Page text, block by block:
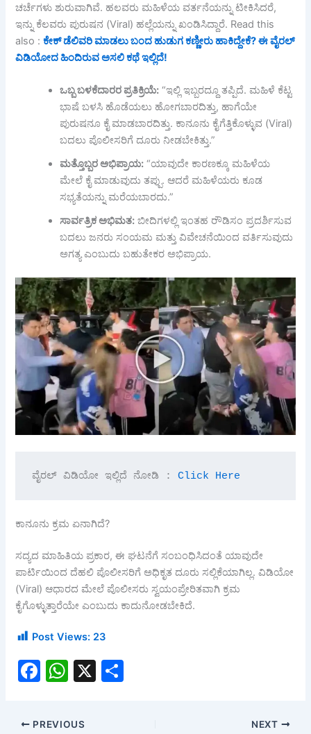
ಚರ್ಚೆಗಳು ಶುರುವಾಗಿವೆ. ಹಲವರು ಮಹಿಳೆಯ ವರ್ತನೆಯನ್ನು ಟೀಕಿಸಿದರೆ,
ಇನ್ನು ಕೆಲವರು ಪುರುಷನ (Viral) ಹಲ್ಲೆಯನ್ನು ಖಂಡಿಸಿದ್ದಾರೆ. Read this
also :ಕೇಕ್ ಡೆಲಿವರಿ ಮಾಡಲು ಬಂದ ಹುಡುಗ ಕಣ್ಣೀರು ಹಾಕಿದ್ದೇಕೆ? ಈ ವೈರಲ್
ವಿಡಿಯೋದ ಹಿಂದಿರುವ ಅಸಲಿ ಕಥೆ ಇಲ್ಲಿದೆ!
ಒಬ್ಬಬಳಕೆದಾರರ ಪ್ರತಿಕ್ರಿಯೆ: “ಇಲ್ಲಿ ಇಬ್ಬರದ್ದೂ ತಪ್ಪಿದೆ. ಮಹಿಳೆ ಕೆಟ್ಟ
ಭಾಷೆ ಬಳಸಿ ಹೊಡೆಯಲು ಹೋಗಬಾರದಿತ್ತು, ಹಾಗೆಯೇ
ಪುರುಷನೂ ಕೈ ಮಾಡಬಾರದಿತ್ತು. ಕಾನೂನು ಕೈಗೆತ್ತಿಕೊಳ್ಳುವ (Viral)
ಬದಲು ಪೊಲೀಸರಿಗೆ ದೂರು ನೀಡಬೇಕಿತ್ತು.”
ಮತ್ತೊಬ್ಬರಅಭಿಪ್ರಾಯ: “ಯಾವುದೇ ಕಾರಣಕ್ಕೂ ಮಹಿಳೆಯ
ಮೇಲೆ ಕೈ ಮಾಡುವುದು ತಪ್ಪು. ಆದರೆ ಮಹಿಳೆಯರು ಕೂಡ
ಸಭ್ಯತೆಯನ್ನು ಮರೆಯಬಾರದು.”
ಸಾರ್ವತ್ರಿಕಅಭಿಮತ: ಬೀದಿಗಳಲ್ಲಿ ಇಂತಹ ರೌಡಿಸಂ ಪ್ರದರ್ಶಿಸುವ
ಬದಲು ಜನರು ಸಂಯಮ ಮತ್ತು ವಿವೇಚನೆಯಿಂದ ವರ್ತಿಸುವುದು
ಅಗತ್ಯ ಎಂಬುದು ಬಹುತೇಕರ ಅಭಿಪ್ರಾಯ.
ವೈರಲ್ ವಿಡಿಯೋ ಇಲ್ಲಿದೆ ನೋಡಿ : Click Here
ಕಾನೂನು ಕ್ರಮ ಏನಾಗಿದೆ?
ಸದ್ಯದ ಮಾಹಿತಿಯ ಪ್ರಕಾರ, ಈ ಘಟನೆಗೆ ಸಂಬಂಧಿಸಿದಂತೆ ಯಾವುದೇ
ಪಾರ್ಟಿಯಿಂದ ದೆಹಲಿ ಪೊಲೀಸರಿಗೆ ಅಧಿಕೃತ ದೂರು ಸಲ್ಲಿಕೆಯಾಗಿಲ್ಲ. ವಿಡಿಯೋ
(Viral) ಆಧಾರದ ಮೇಲೆ ಪೊಲೀಸರು ಸ್ವಯಂಪ್ರೇರಿತವಾಗಿ ಕ್ರಮ
ಕೈಗೊಳ್ಳುತ್ತಾರೆಯೇ ಎಂಬುದು ಕಾದುನೋಡಬೇಕಿದೆ.
Post Views: 23
F
c
W
at
X
PREVIOUS NEXT